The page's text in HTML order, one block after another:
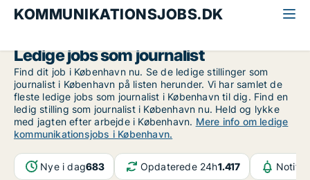
KOMMUNIKATIONSJOBS.DK
Ledige jobs som journalist
Find dit job i København nu. Se de ledige stillinger som
journalist i København på listen herunder. Vi har samlet de
fleste ledige jobs som journalist i København til dig. Find en
ledig stilling som journalist i København nu. Held og lykke
med jagten efter arbejde i København. Mere info om ledige
kommunikationsjobs i København.
Nye i dag683 Opdaterede 24h1.417